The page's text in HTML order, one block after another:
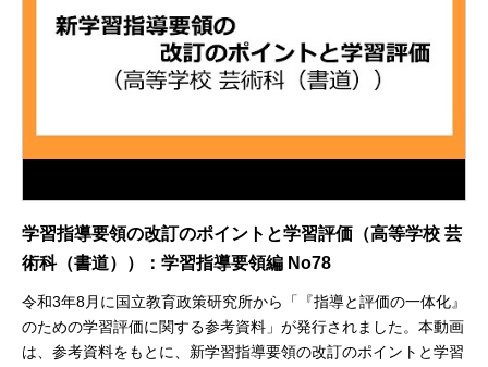
学習指導要領の改訂のポイントと学習評価（高等学校 芸
術科（書道））：学習指導要領編 No78
令和3年8月に国立教育政策研究所から「『指導と評価の一体化』
のための学習評価に関する参考資料」が発行されました。本動画
は、参考資料をもとに、新学習指導要領の改訂のポイントと学習